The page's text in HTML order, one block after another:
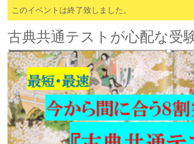
このイベントは終了致しました。
古典共通テストが心配な受